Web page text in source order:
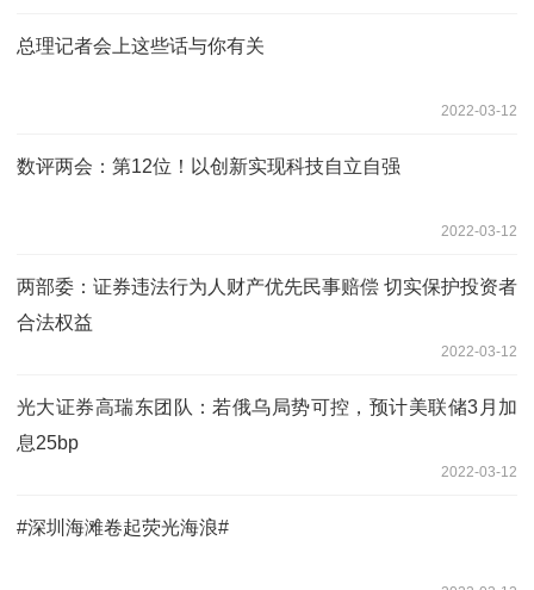
总理记者会上这些话与你有关
2022-03-12
数评两会：第12位！以创新实现科技自立自强
2022-03-12
两部委：证券违法行为人财产优先民事赔偿 切实保护投资者
合法权益
2022-03-12
光大证券高瑞东团队：若俄乌局势可控，预计美联储3月加
息25bp
2022-03-12
#深圳海滩卷起荧光海浪#